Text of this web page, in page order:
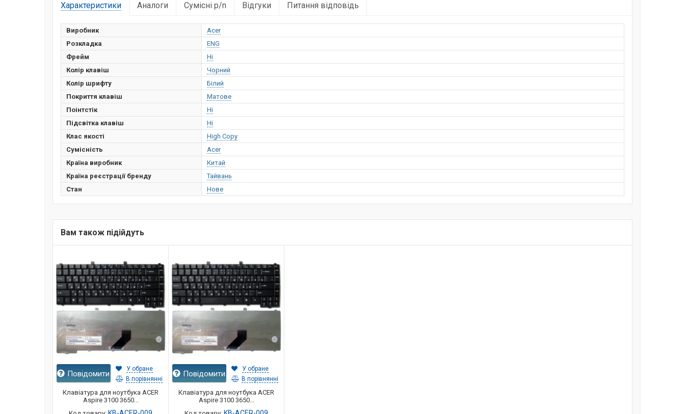
Характеристики Аналоги Сумісні p/n Відгуки Питання відповідь
Виробник
Acer
Розкладка
ENG
Фрейм
Ні
Колір клавіш
Чорний
Колір шрифту
Білий
Покриття клавіш
Матове
Поінтстік
Ні
Підсвітка клавіш
Ні
Клас якості
High Copy
Сумісність
Acer
Країна виробник
Китай
Країна реєстрації бренду
Тайвань
Стан
Нове
Вам також підійдуть
Повідомити
У обране
В порівнянні
Клавіатура для ноутбука ACER
Aspire 3100 3650...
Повідомити
У обране
В порівнянні
Клавіатура для ноутбука ACER
Aspire 3100 3650...